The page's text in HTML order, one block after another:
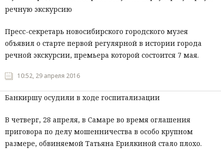
речную экскурсию
Пресс-секретарь новосибирского городского музея
объявил о старте первой регулярной в истории города
речной экскурсии, премьера которой состоится 7 мая.
10:52, 29 апреля 2016
Банкиршу осудили в ходе госпитализации
В четверг, 28 апреля, в Самаре во время оглашения
приговора по делу мошенничества в особо крупном
размере, обвиняемой Татьяна Ерилкиной стало плохо.